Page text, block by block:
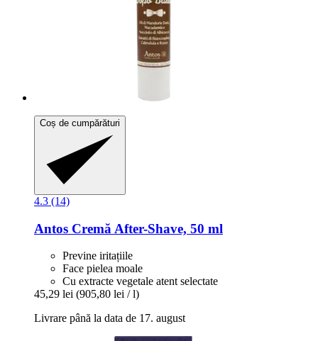
Coș de cumpărături
4.3 (14)
Antos Cremă After-​Shave, 50 ml
Previne iritațiile
Face pielea moale
Cu extracte vegetale atent selectate
45,29 lei (905,80 lei / l)
Livrare până la data de 17. august